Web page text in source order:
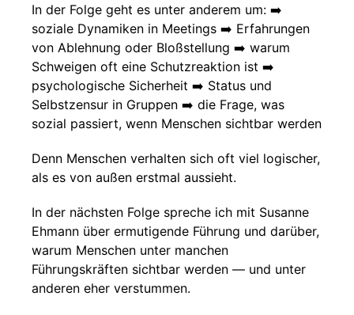
In der Folge geht es unter anderem um: ➡️
soziale Dynamiken in Meetings ➡️ Erfahrungen
von Ablehnung oder Bloßstellung ➡️ warum
Schweigen oft eine Schutzreaktion ist ➡️
psychologische Sicherheit ➡️ Status und
Selbstzensur in Gruppen ➡️ die Frage, was
sozial passiert, wenn Menschen sichtbar werden
Denn Menschen verhalten sich oft viel logischer,
als es von außen erstmal aussieht.
In der nächsten Folge spreche ich mit Susanne
Ehmann über ermutigende Führung und darüber,
warum Menschen unter manchen
Führungskräften sichtbar werden — und unter
anderen eher verstummen.